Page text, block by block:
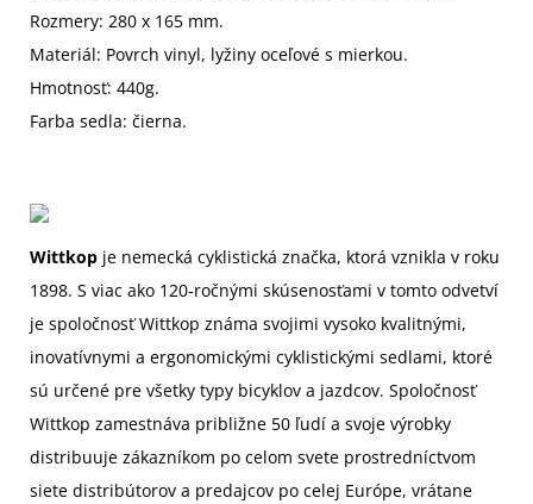
Rozmery: 280 x 165 mm.
Materiál: Povrch vinyl, lyžiny oceľové s mierkou.
Hmotnosť: 440g.
Farba sedla: čierna.
Wittkop je nemecká cyklistická značka, ktorá vznikla v roku
1898. S viac ako 120-ročnými skúsenosťami v tomto odvetví
je spoločnosť Wittkop známa svojimi vysoko kvalitnými,
inovatívnymi a ergonomickými cyklistickými sedlami, ktoré
sú určené pre všetky typy bicyklov a jazdcov. Spoločnosť
Wittkop zamestnáva približne 50 ľudí a svoje výrobky
distribuuje zákazníkom po celom svete prostredníctvom
siete distribútorov a predajcov po celej Európe, vrátane